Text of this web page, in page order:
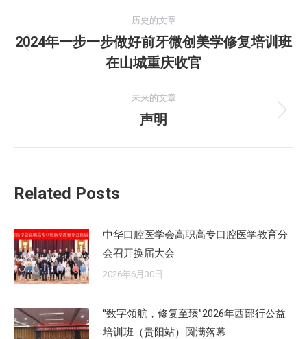
章
历史的文章
历
史
文
章：
2024年一步一步做好前牙微创美学修复培训班
在山城重庆收官
未来的文章
未
声明
Related Posts
中华口腔医学会高职高专口腔医学教育分
会召开换届大会
2026年6月30日
“数字领航，修复至臻”2026年西部行公益
培训班（贵阳站）圆满落幕